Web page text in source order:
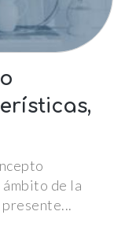
de la
presente
la
de
en
cómo la
|
|